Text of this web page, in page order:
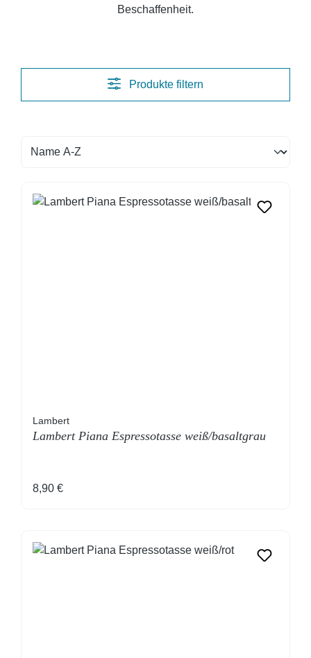
Beschaffenheit.
Produkte filtern
Lambert
Lambert Piana Espressotasse weiß/basaltgrau
Regulärer Preis:
8,90 €